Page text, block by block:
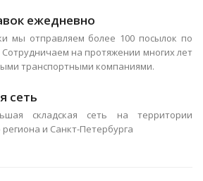
ежедневно
мы отправляем более 100 посылок по
Сотрудничаем на протяжении многих лет
транспортными компаниями.
сеть
складская сеть на территории
региона и Санкт-Петербурга